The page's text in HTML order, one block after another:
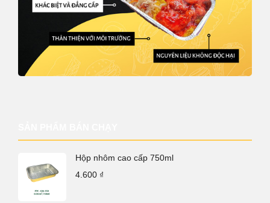
Hộp nhôm cao cấp 750ml
4.600 ₫